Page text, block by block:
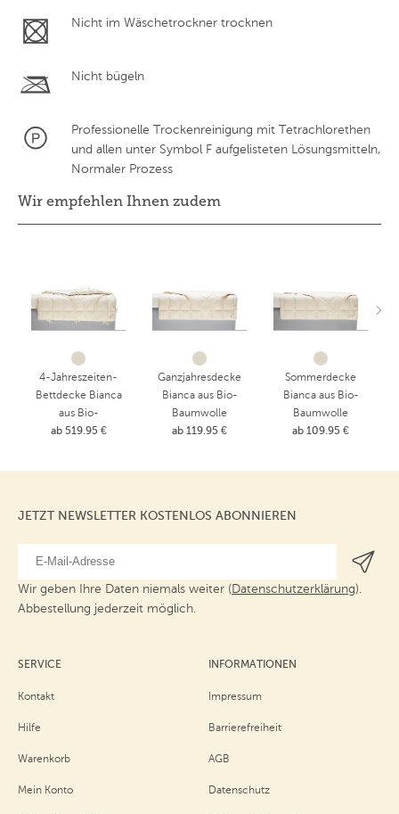
Nicht im Wäschetrockner trocknen
Nicht bügeln
Professionelle Trockenreinigung mit Tetrachlorethen
und allen unter Symbol F aufgelisteten Lösungsmitteln,
Normaler Prozess
Wir empfehlen Ihnen zudem
4-Jahreszeiten-
Bettdecke Bianca
aus Bio-
Baumwolle
ab 519.95 €
Ganzjahresdecke
Bianca aus Bio-
Baumwolle
ab 119.95 €
Sommerdecke
Bianca aus Bio-
Baumwolle
ab 109.95 €
JETZT NEWSLETTER KOSTENLOS ABONNIEREN
Wir geben Ihre Daten niemals weiter (Datenschutzerklärung).
Abbestellung jederzeit möglich.
SERVICE
Kontakt
Hilfe
Warenkorb
Mein Konto
INFORMATIONEN
Impressum
Barrierefreiheit
AGB
Datenschutz